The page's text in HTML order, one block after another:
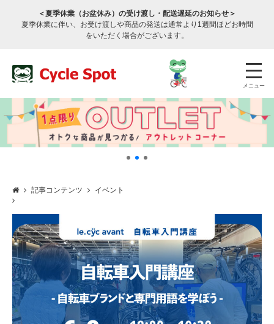
＜夏季休業（お盆休み）の受け渡し・配送遅延のお知らせ＞
夏季休業に伴い、お受け渡しや商品の発送は通常より1週間ほどお時間
をいただく場合がございます。
メニュー
サービスのご案内
サービス全般
修理・メンテナンス工賃
記事コンテンツ イベント